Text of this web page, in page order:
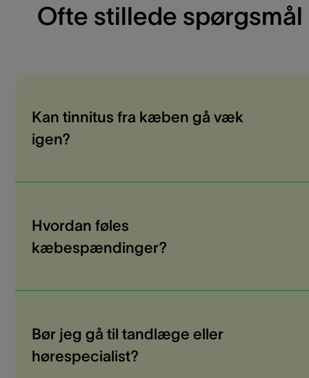
Ofte stillede spørgsmål
Kan tinnitus fra kæben gå væk
igen?
Hvordan føles
kæbespændinger?
Bør jeg gå til tandlæge eller
hørespecialist?